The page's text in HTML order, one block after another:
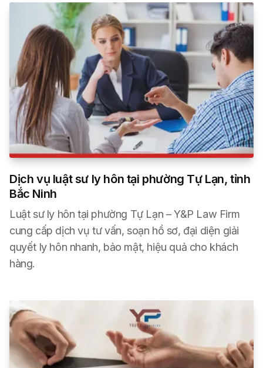
Dịch vụ luật sư ly hôn tại phường Tự Lạn, tỉnh
Bắc Ninh
Luật sư ly hôn tại phường Tự Lạn – Y&P Law Firm
cung cấp dịch vụ tư vấn, soạn hồ sơ, đại diện giải
quyết ly hôn nhanh, bảo mật, hiệu quả cho khách
hàng.